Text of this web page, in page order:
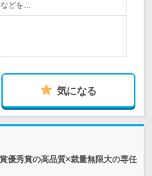
どを…
気になる
優秀賞の高品質×裁量無限大の専任